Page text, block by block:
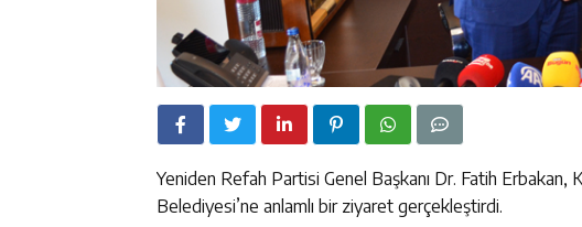
Yeniden Refah Partisi Genel Başkanı Dr. Fatih Erbakan,
Belediyesi’ne anlamlı bir ziyaret gerçekleştirdi.